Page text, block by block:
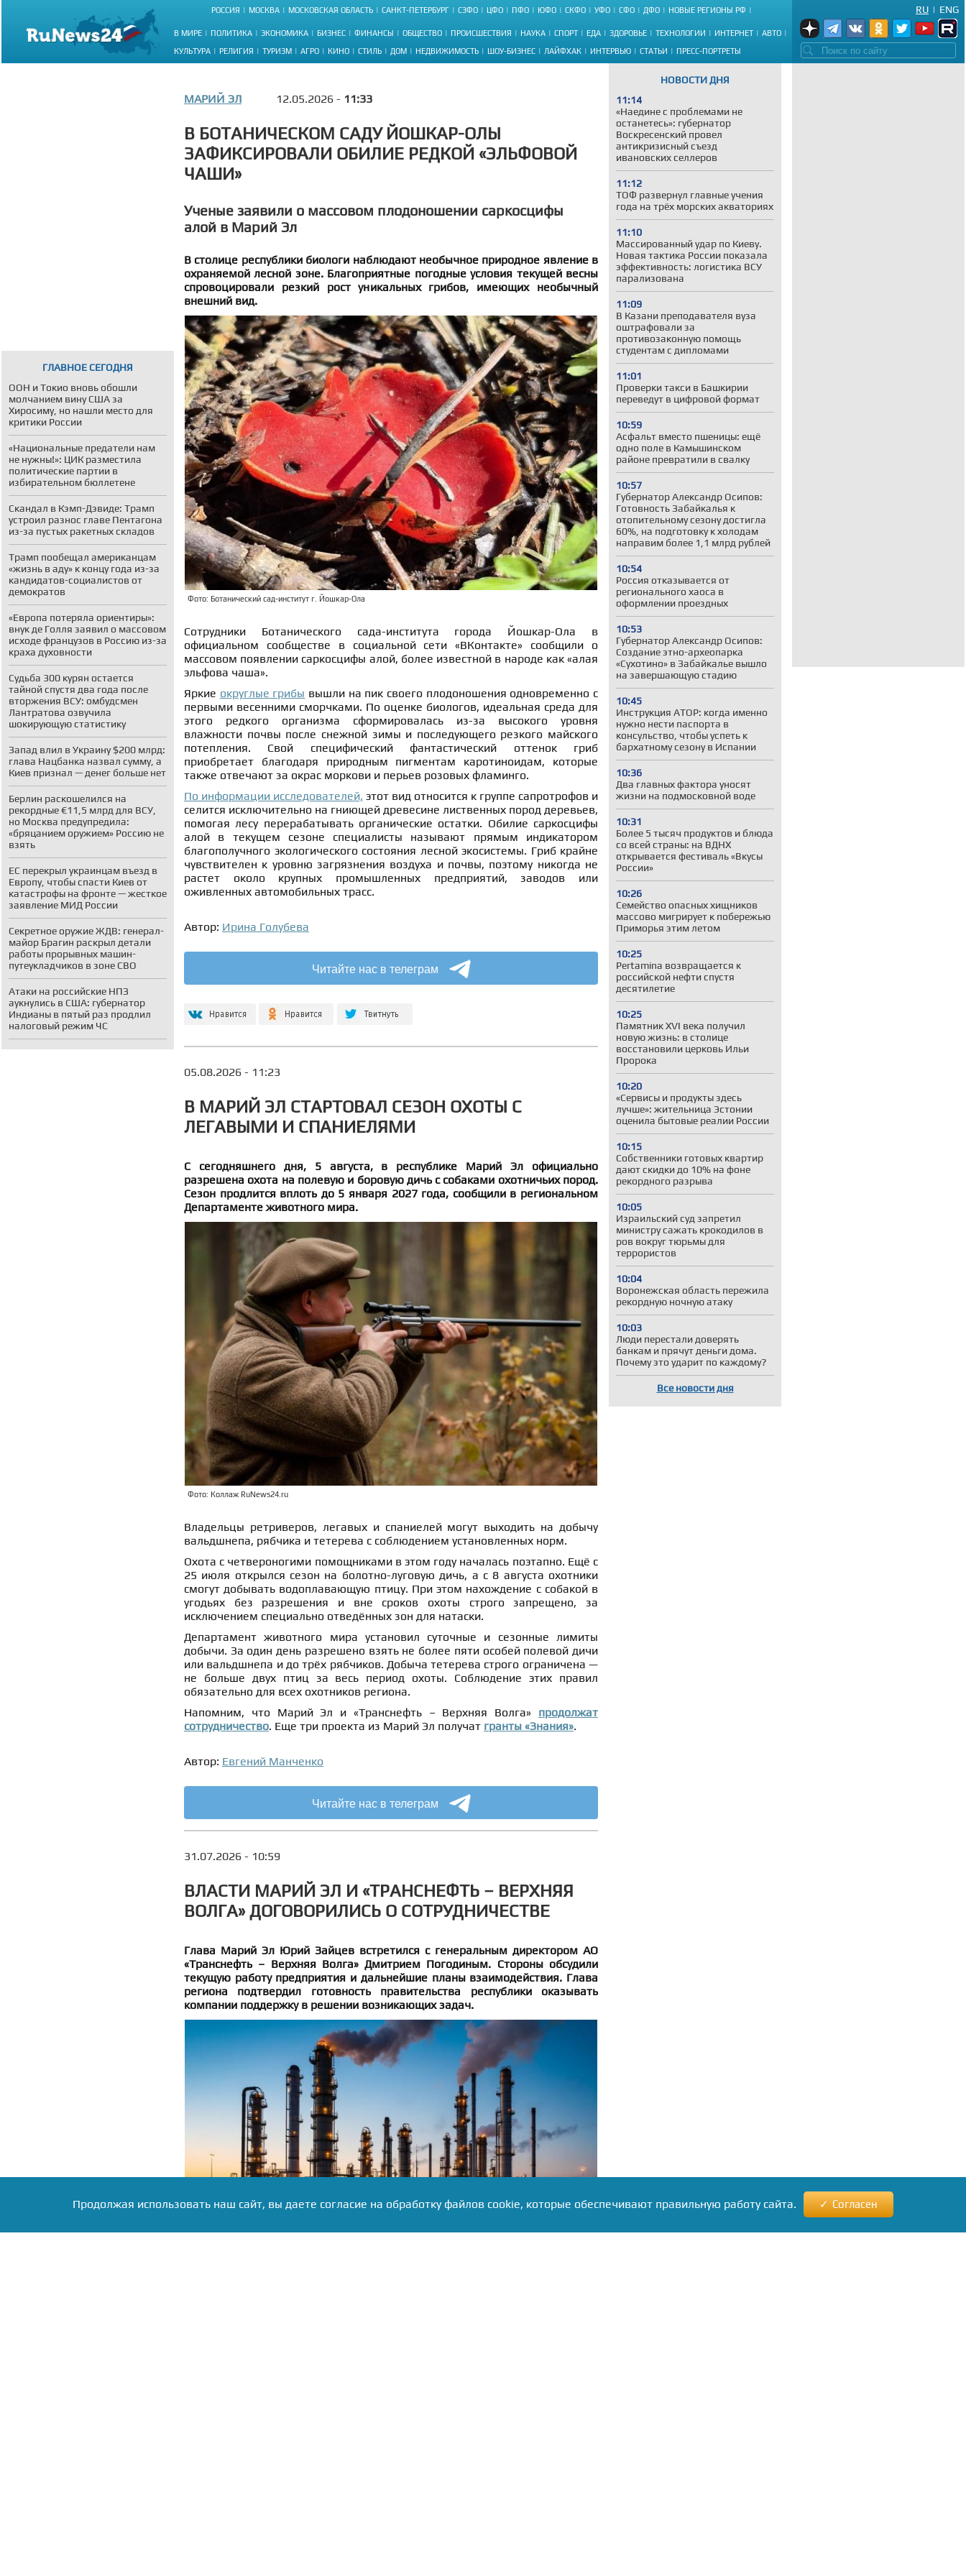
РОССИЯ МОСКВА МОСКОВСКАЯ ОБЛАСТЬ САНКТ-ПЕТЕРБУРГ СЗФО ЦФО ПФО ЮФО СКФО УФО СФО ДФО НОВЫЕ РЕГИОНЫ РФ
В МИРЕ ПОЛИТИКА ЭКОНОМИКА БИЗНЕС ФИНАНСЫ ОБЩЕСТВО ПРОИСШЕСТВИЯ НАУКА СПОРТ ЕДА ЗДОРОВЬЕ ТЕХНОЛОГИИ ИНТЕРНЕТ АВТО
КУЛЬТУРА РЕЛИГИЯ ТУРИЗМ АГРО КИНО СТИЛЬ ДОМ НЕДВИЖИМОСТЬ ШОУ-БИЗНЕС ЛАЙФХАК ИНТЕРВЬЮ СТАТЬИ ПРЕСС-ПОРТРЕТЫ
ENG
|
RU
ГЛАВНОЕ СЕГОДНЯ
ООН и Токио вновь обошли
молчанием вину США за
Хиросиму, но нашли место для
критики России
«Национальные предатели нам
не нужны!»: ЦИК разместила
политические партии в
избирательном бюллетене
Скандал в Кэмп-Дэвиде: Трамп
устроил разнос главе Пентагона
из-за пустых ракетных складов
Трамп пообещал американцам
«жизнь в аду» к концу года из-за
кандидатов-социалистов от
демократов
«Европа потеряла ориентиры»:
внук де Голля заявил о массовом
исходе французов в Россию из-за
краха духовности
Судьба 300 курян остается
тайной спустя два года после
вторжения ВСУ: омбудсмен
Лантратова озвучила
шокирующую статистику
Запад влил в Украину $200 млрд:
глава Нацбанка назвал сумму, а
Киев признал — денег больше нет
Берлин раскошелился на
рекордные €11,5 млрд для ВСУ,
но Москва предупредила:
«бряцанием оружием» Россию не
взять
ЕС перекрыл украинцам въезд в
Европу, чтобы спасти Киев от
катастрофы на фронте — жесткое
заявление МИД России
Секретное оружие ЖДВ: генерал-
майор Брагин раскрыл детали
работы прорывных машин-
путеукладчиков в зоне СВО
Атаки на российские НПЗ
аукнулись в США: губернатор
Индианы в пятый раз продлил
налоговый режим ЧС
НОВОСТИ ДНЯ
11:14
«Наедине с проблемами не
останетесь»: губернатор
Воскресенский провел
антикризисный съезд
ивановских селлеров
11:12
ТОФ развернул главные учения
года на трёх морских акваториях
11:10
Массированный удар по Киеву.
Новая тактика России показала
эффективность: логистика ВСУ
парализована
11:09
В Казани преподавателя вуза
оштрафовали за
противозаконную помощь
студентам с дипломами
11:01
Проверки такси в Башкирии
переведут в цифровой формат
10:59
Асфальт вместо пшеницы: ещё
одно поле в Камышинском
районе превратили в свалку
10:57
Губернатор Александр Осипов:
Готовность Забайкалья к
отопительному сезону достигла
60%, на подготовку к холодам
направим более 1,1 млрд рублей
10:54
Россия отказывается от
регионального хаоса в
оформлении проездных
10:53
Губернатор Александр Осипов:
Создание этно-археопарка
«Сухотино» в Забайкалье вышло
на завершающую стадию
10:45
Инструкция АТОР: когда именно
нужно нести паспорта в
консульство, чтобы успеть к
бархатному сезону в Испании
10:36
Два главных фактора уносят
жизни на подмосковной воде
10:31
Более 5 тысяч продуктов и блюда
со всей страны: на ВДНХ
открывается фестиваль «Вкусы
России»
10:26
Семейство опасных хищников
массово мигрирует к побережью
Приморья этим летом
10:25
Pertamina возвращается к
российской нефти спустя
десятилетие
10:25
Памятник XVI века получил
новую жизнь: в столице
восстановили церковь Ильи
Пророка
10:20
«Сервисы и продукты здесь
лучше»: жительница Эстонии
оценила бытовые реалии России
10:15
Собственники готовых квартир
дают скидки до 10% на фоне
рекордного разрыва
10:05
Израильский суд запретил
министру сажать крокодилов в
ров вокруг тюрьмы для
террористов
10:04
Воронежская область пережила
рекордную ночную атаку
10:03
Люди перестали доверять
банкам и прячут деньги дома.
Почему это ударит по каждому?
Все новости дня
МАРИЙ ЭЛ 12.05.2026 - 11:33
В БОТАНИЧЕСКОМ САДУ ЙОШКАР-ОЛЫ
ЗАФИКСИРОВАЛИ ОБИЛИЕ РЕДКОЙ «ЭЛЬФОВОЙ
ЧАШИ»
Ученые заявили о массовом плодоношении саркосцифы
алой в Марий Эл
В столице республики биологи наблюдают необычное природное явление в
охраняемой лесной зоне. Благоприятные погодные условия текущей весны
спровоцировали резкий рост уникальных грибов, имеющих необычный
внешний вид.
Фото: Ботанический сад-институт г. Йошкар-Ола
Сотрудники Ботанического сада-института города Йошкар-Ола в
официальном сообществе в социальной сети «ВКонтакте» сообщили о
массовом появлении саркосцифы алой, более известной в народе как «алая
эльфова чаша».
Яркие округлые грибы вышли на пик своего плодоношения одновременно с
первыми весенними сморчками. По оценке биологов, идеальная среда для
этого редкого организма сформировалась из-за высокого уровня
влажности почвы после снежной зимы и последующего резкого майского
потепления. Свой специфический фантастический оттенок гриб
приобретает благодаря природным пигментам каротиноидам, которые
также отвечают за окрас моркови и перьев розовых фламинго.
По информации исследователей, этот вид относится к группе сапротрофов и
селится исключительно на гниющей древесине лиственных пород деревьев,
помогая лесу перерабатывать органические остатки. Обилие саркосцифы
алой в текущем сезоне специалисты называют прямым индикатором
благополучного экологического состояния лесной экосистемы. Гриб крайне
чувствителен к уровню загрязнения воздуха и почвы, поэтому никогда не
растет около крупных промышленных предприятий, заводов или
оживленных автомобильных трасс.
Автор: Ирина Голубева
Читайте нас в телеграм
05.08.2026 - 11:23
В МАРИЙ ЭЛ СТАРТОВАЛ СЕЗОН ОХОТЫ С
ЛЕГАВЫМИ И СПАНИЕЛЯМИ
С сегодняшнего дня, 5 августа, в республике Марий Эл официально
разрешена охота на полевую и боровую дичь с собаками охотничьих пород.
Сезон продлится вплоть до 5 января 2027 года, сообщили в региональном
Департаменте животного мира.
Фото: Коллаж RuNews24.ru
Владельцы ретриверов, легавых и спаниелей могут выходить на добычу
вальдшнепа, рябчика и тетерева с соблюдением установленных норм.
Охота с четвероногими помощниками в этом году началась поэтапно. Ещё с
25 июля открылся сезон на болотно-луговую дичь, а с 8 августа охотники
смогут добывать водоплавающую птицу. При этом нахождение с собакой в
угодьях без разрешения и вне сроков охоты строго запрещено, за
исключением специально отведённых зон для натаски.
Департамент животного мира установил суточные и сезонные лимиты
добычи. За один день разрешено взять не более пяти особей полевой дичи
или вальдшнепа и до трёх рябчиков. Добыча тетерева строго ограничена —
не больше двух птиц за весь период охоты. Соблюдение этих правил
обязательно для всех охотников региона.
Напомним, что Марий Эл и «Транснефть – Верхняя Волга» продолжат
сотрудничество. Еще три проекта из Марий Эл получат гранты «Знания».
Автор: Евгений Манченко
Читайте нас в телеграм
31.07.2026 - 10:59
ВЛАСТИ МАРИЙ ЭЛ И «ТРАНСНЕФТЬ – ВЕРХНЯЯ
ВОЛГА» ДОГОВОРИЛИСЬ О СОТРУДНИЧЕСТВЕ
Глава Марий Эл Юрий Зайцев встретился с генеральным директором АО
«Транснефть – Верхняя Волга» Дмитрием Погодиным. Стороны обсудили
текущую работу предприятия и дальнейшие планы взаимодействия. Глава
региона подтвердил готовность правительства республики оказывать
компании поддержку в решении возникающих задач.
Продолжая использовать наш сайт, вы даете согласие на обработку файлов cookie, которые обеспечивают правильную работу сайта. Согласен